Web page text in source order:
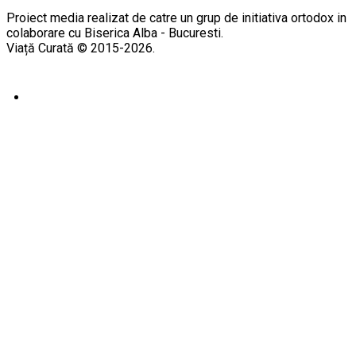
Proiect media realizat de catre un grup de initiativa ortodox in
colaborare cu Biserica Alba - Bucuresti.
Viață Curată © 2015-2026.